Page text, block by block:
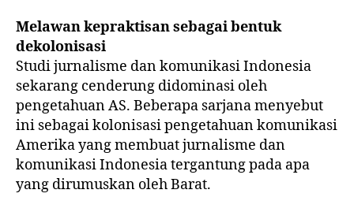
Melawan kepraktisan sebagai bentuk
dekolonisasi
Studi jurnalisme dan komunikasi Indonesia
sekarang cenderung didominasi oleh
pengetahuan AS. Beberapa sarjana menyebut
ini sebagai kolonisasi pengetahuan komunikasi
Amerika yang membuat jurnalisme dan
komunikasi Indonesia tergantung pada apa
yang dirumuskan oleh Barat.